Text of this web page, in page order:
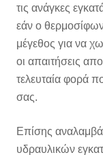
τις ανάγκες
εάν ο
μέγεθος για να
οι απαιτήσεις
τελευταία φορά
σας.
Επίσης
υδραυλικών